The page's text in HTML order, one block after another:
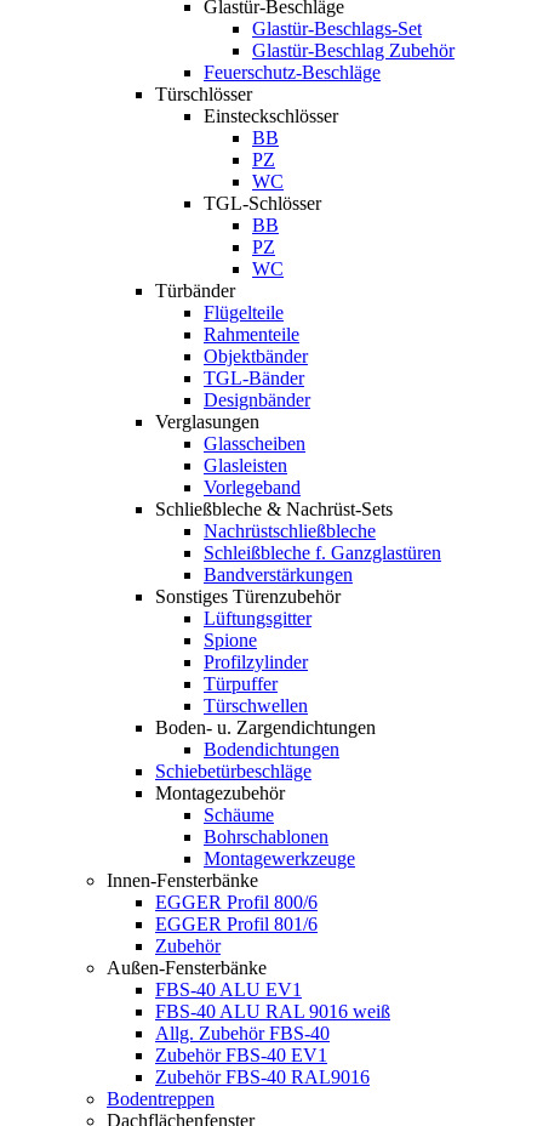
Glastür-Beschläge
Glastür-Beschlags-Set
Glastür-Beschlag Zubehör
Feuerschutz-Beschläge
Türschlösser
Einsteckschlösser
BB
PZ
WC
TGL-Schlösser
BB
PZ
WC
Türbänder
Flügelteile
Rahmenteile
Objektbänder
TGL-Bänder
Designbänder
Verglasungen
Glasscheiben
Glasleisten
Vorlegeband
Schließbleche & Nachrüst-Sets
Nachrüstschließbleche
Schleißbleche f. Ganzglastüren
Bandverstärkungen
Sonstiges Türenzubehör
Lüftungsgitter
Spione
Profilzylinder
Türpuffer
Türschwellen
Boden- u. Zargendichtungen
Bodendichtungen
Schiebetürbeschläge
Montagezubehör
Schäume
Bohrschablonen
Montagewerkzeuge
Innen-Fensterbänke
EGGER Profil 800/6
EGGER Profil 801/6
Zubehör
Außen-Fensterbänke
FBS-40 ALU EV1
FBS-40 ALU RAL 9016 weiß
Allg. Zubehör FBS-40
Zubehör FBS-40 EV1
Zubehör FBS-40 RAL9016
Bodentreppen
Dachflächenfenster